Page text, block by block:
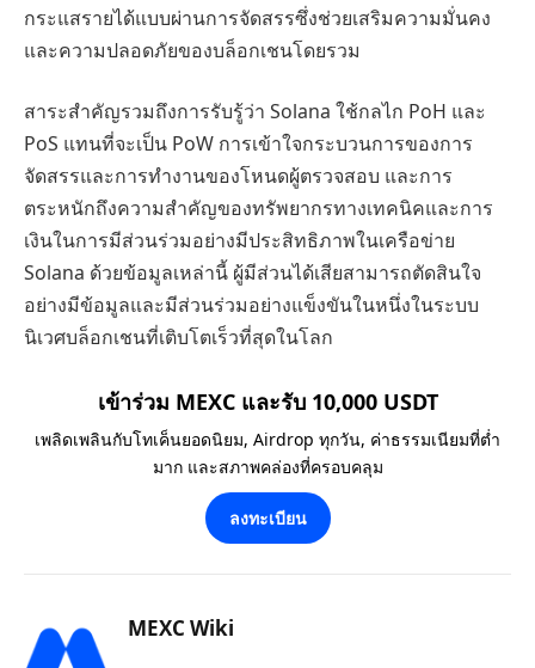
กระแสรายได้แบบผ่านการจัดสรรซึ่งช่วยเสริมความมั่นคง
และความปลอดภัยของบล็อกเชนโดยรวม
สาระสำคัญรวมถึงการรับรู้ว่า Solana ใช้กลไก PoH และ
PoS แทนที่จะเป็น PoW การเข้าใจกระบวนการของการ
จัดสรรและการทำงานของโหนดผู้ตรวจสอบ และการ
ตระหนักถึงความสำคัญของทรัพยากรทางเทคนิคและการ
เงินในการมีส่วนร่วมอย่างมีประสิทธิภาพในเครือข่าย
Solana ด้วยข้อมูลเหล่านี้ ผู้มีส่วนได้เสียสามารถตัดสินใจ
อย่างมีข้อมูลและมีส่วนร่วมอย่างแข็งขันในหนึ่งในระบบ
นิเวศบล็อกเชนที่เติบโตเร็วที่สุดในโลก
เข้าร่วม MEXC และรับ 10,000 USDT
เพลิดเพลินกับโทเค็นยอดนิยม, Airdrop ทุกวัน, ค่าธรรมเนียมที่ต่ำ
มาก และสภาพคล่องที่ครอบคลุม
ลงทะเบียน
MEXC Wiki